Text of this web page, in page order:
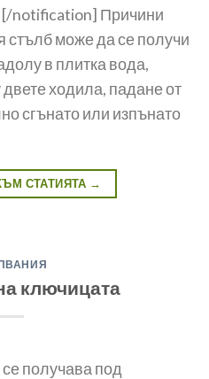
notification] Причини
стълб може да се получи
в плитка вода,
ходила, падане от
сгънато или изпънато
СТАТИЯТА →
ключицата
получава под